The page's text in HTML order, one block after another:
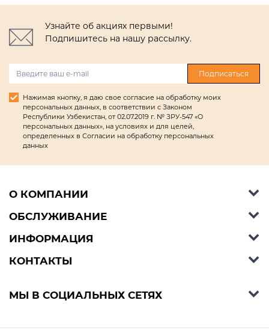
Узнайте об акциях первыми!
Подпишитесь на нашу рассылку.
Подписаться
Нажимая кнопку, я даю свое согласие на обработку моих
персональных данных, в соответствии с Законом
Республики Узбекистан, от 02.07.2019 г. № ЗРУ-547 «О
персональных данных», на условиях и для целей,
определенных в Согласии на обработку персональных
данных
О КОМПАНИИ
Об Ashley Furniture HomeStore
Контакты
ОБСЛУЖИВАНИЕ
Справочный центр
Способы оплаты
Оплата в рассрочку
ИНФОРМАЦИЯ
Блог
Политика конфиденциальности
КОНТАКТЫ
Телефон: +998 77 494 09 99
МЫ В СОЦИАЛЬНЫХ СЕТЯХ